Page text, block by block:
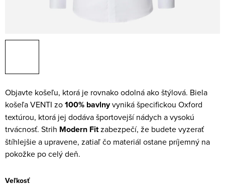
Objavte košeľu, ktorá je rovnako odolná ako štýlová. Biela
košeľa VENTI zo100% bavlnyvyniká špecifickou Oxford
textúrou, ktorá jej dodáva športovejší nádych a vysokú
trvácnosť. Strih Modern Fitzabezpečí, že budete vyzerať
štíhlejšie a upravene, zatiaľ čo materiál ostane príjemný na
pokožke po celý deň.
Veľkosť